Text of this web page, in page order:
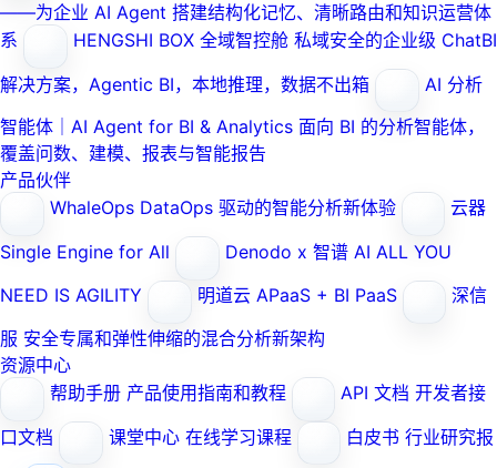
——为企业 AI Agent 搭建结构化记忆、清晰路由和知识运营体
系
HENGSHI BOX 全域智控舱 私域安全的企业级 ChatBI
解决方案，Agentic BI，本地推理，数据不出箱
AI 分析
智能体｜AI Agent for BI & Analytics 面向 BI 的分析智能体，
覆盖问数、建模、报表与智能报告
产品伙伴
WhaleOps DataOps 驱动的智能分析新体验
云器
Single Engine for All
Denodo x 智谱 AI ALL YOU
NEED IS AGILITY
明道云 APaaS + BI PaaS
深信
服 安全专属和弹性伸缩的混合分析新架构
资源中心
帮助手册 产品使用指南和教程 API 文档 开发者接
口文档
课堂中心 在线学习课程 白皮书 行业研究报